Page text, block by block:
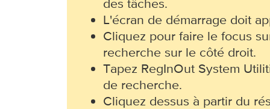
des tâches.
L'écran de démarrage doit
Cliquez pour faire le focus
recherche sur le côté droit.
Tapez RegInOut System
de recherche.
Cliquez dessus à partir du